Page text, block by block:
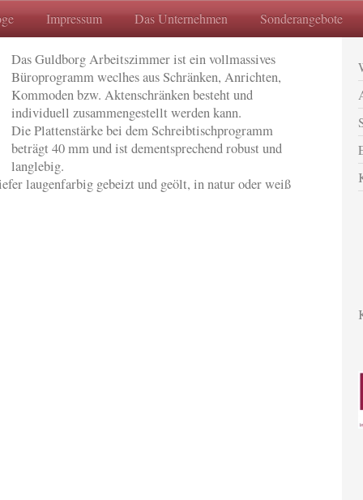
Impressum Das Unternehmen Sonderangebote
Das Guldborg Arbeitszimmer ist ein vollmassives
Büroprogramm weclhes aus Schränken, Anrichten,
Kommoden bzw. Aktenschränken besteht und
individuell zusammengestellt werden kann.
Die Plattenstärke bei dem Schreibtischprogramm
beträgt 40 mm und ist dementsprechend robust und
langlebig.
laugenfarbig gebeizt und geölt, in natur oder weiß